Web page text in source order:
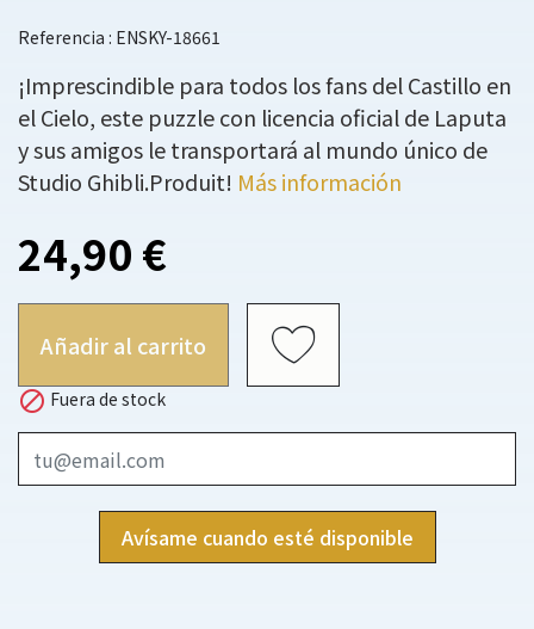
Referencia : ENSKY-18661
¡Imprescindible para todos los fans del Castillo en
el Cielo, este puzzle con licencia oficial de Laputa
y sus amigos le transportará al mundo único de
Studio Ghibli.Produit! Más información
24,90 €
Añadir al carrito
 Fuera de stock
Avísame cuando esté disponible